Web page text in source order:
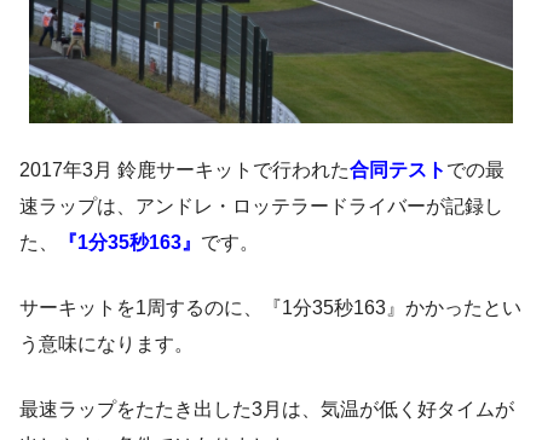
2017年3月 鈴鹿サーキットで行われた合同テスト での最
速ラップは、アンドレ・ロッテラードライバーが記録し
た、
『1分35秒163』 です。
サーキットを1周するのに、『1分35秒163』かかったとい
う意味になります。
最速ラップをたたき出した3月は、気温が低く好タイムが